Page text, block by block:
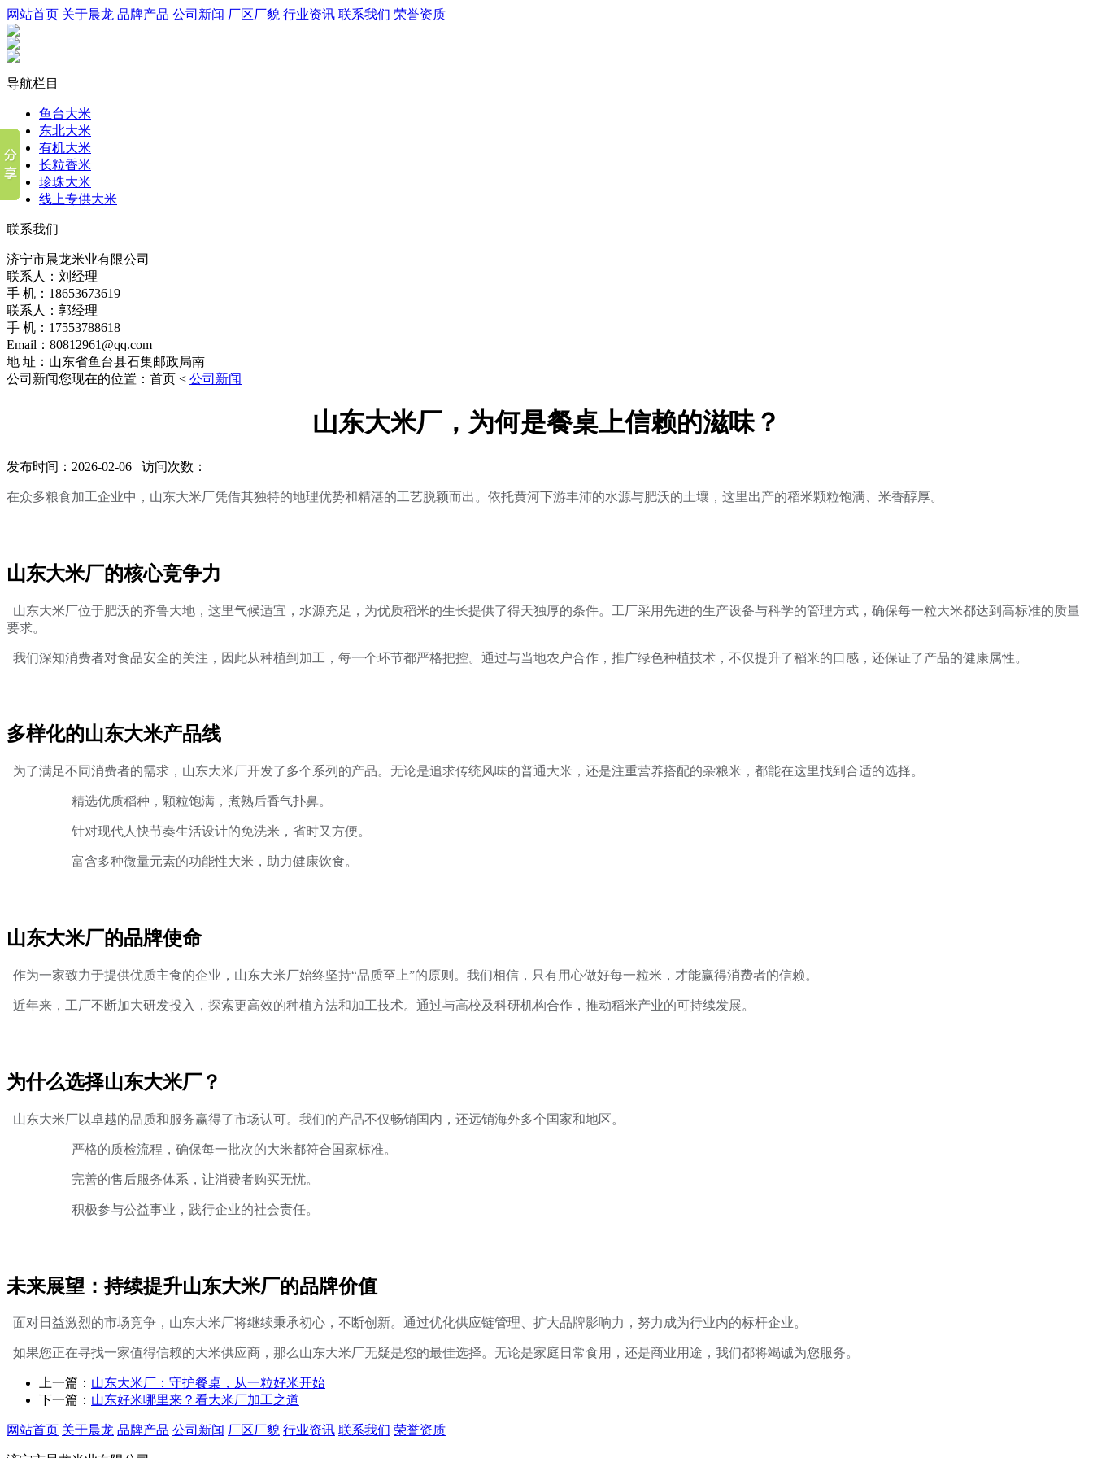
网站首页 关于晨龙 品牌产品 公司新闻 厂区厂貌 行业资讯 联系我们 荣誉资质
导航栏目
鱼台大米
东北大米
有机大米
长粒香米
珍珠大米
线上专供大米
联系我们
济宁市晨龙米业有限公司
联系人：刘经理
手 机：18653673619
联系人：郭经理
手 机：17553788618
Email：80812961@qq.com
地 址：山东省鱼台县石集邮政局南
公司新闻您现在的位置：首页 < 公司新闻
山东大米厂，为何是餐桌上信赖的滋味？
发布时间：2026-02-06 访问次数：
在众多粮食加工企业中，山东大米厂凭借其独特的地理优势和精湛的工艺脱颖而出。依托黄河下游丰沛的水源与肥沃的土壤，这里出产的稻米颗粒饱满、米香醇厚。
山东大米厂的核心竞争力
山东大米厂位于肥沃的齐鲁大地，这里气候适宜，水源充足，为优质稻米的生长提供了得天独厚的条件。工厂采用先进的生产设备与科学的管理方式，确保每一粒大米都达到高标准的质量
要求。
我们深知消费者对食品安全的关注，因此从种植到加工，每一个环节都严格把控。通过与当地农户合作，推广绿色种植技术，不仅提升了稻米的口感，还保证了产品的健康属性。
多样化的山东大米产品线
为了满足不同消费者的需求，山东大米厂开发了多个系列的产品。无论是追求传统风味的普通大米，还是注重营养搭配的杂粮米，都能在这里找到合适的选择。
精选优质稻种，颗粒饱满，煮熟后香气扑鼻。
针对现代人快节奏生活设计的免洗米，省时又方便。
富含多种微量元素的功能性大米，助力健康饮食。
山东大米厂的品牌使命
作为一家致力于提供优质主食的企业，山东大米厂始终坚持“品质至上”的原则。我们相信，只有用心做好每一粒米，才能赢得消费者的信赖。
近年来，工厂不断加大研发投入，探索更高效的种植方法和加工技术。通过与高校及科研机构合作，推动稻米产业的可持续发展。
为什么选择山东大米厂？
山东大米厂以卓越的品质和服务赢得了市场认可。我们的产品不仅畅销国内，还远销海外多个国家和地区。
严格的质检流程，确保每一批次的大米都符合国家标准。
完善的售后服务体系，让消费者购买无忧。
积极参与公益事业，践行企业的社会责任。
未来展望：持续提升山东大米厂的品牌价值
面对日益激烈的市场竞争，山东大米厂将继续秉承初心，不断创新。通过优化供应链管理、扩大品牌影响力，努力成为行业内的标杆企业。
如果您正在寻找一家值得信赖的大米供应商，那么山东大米厂无疑是您的最佳选择。无论是家庭日常食用，还是商业用途，我们都将竭诚为您服务。
上一篇： 山东大米厂：守护餐桌，从一粒好米开始
下一篇： 山东好米哪里来？看大米厂加工之道
网站首页 关于晨龙 品牌产品 公司新闻 厂区厂貌 行业资讯 联系我们 荣誉资质